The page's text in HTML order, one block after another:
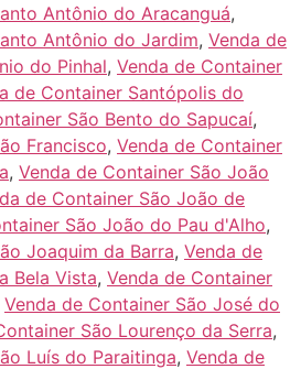
Antônio do Aracanguá,
Antônio do Jardim, Venda de
do Pinhal, Venda de Container
de Container Santópolis do
São Bento do Sapucaí,
Francisco, Venda de Container
, Venda de Container São João
de Container São João de
São João do Pau d'Alho,
Joaquim da Barra, Venda de
Bela Vista, Venda de Container
Venda de Container São José do
São Lourenço da Serra,
Luís do Paraitinga, Venda de